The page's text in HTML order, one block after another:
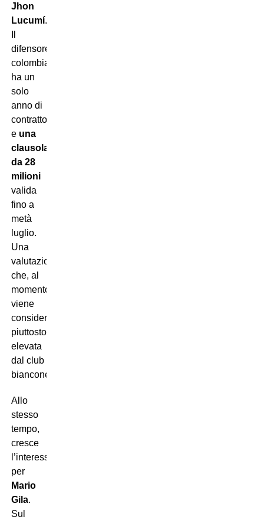
Jhon
Lucumí.
difensore
colombiano
ha un
solo
anno di
contratto
e una
clausola
da 28
milioni
valida
fino a
metà
luglio.
Una
valutazione
che, al
momento,
viene
considerata
piuttosto
elevata
dal club
bianconero.
Allo
stesso
tempo,
cresce
l’interesse
per
Mario
Gila.
Sul